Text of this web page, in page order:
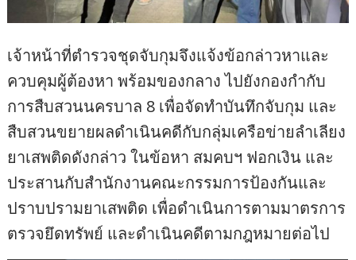
เจ้าหน้าที่ตำรวจชุดจับกุมจึงแจ้งข้อกล่าวหาและ
ควบคุมผู้ต้องหา พร้อมของกลาง ไปยังกองกำกับ
การสืบสวนนครบาล 8 เพื่อจัดทำบันทึกจับกุม และ
สืบสวนขยายผลดำเนินคดีกับกลุ่มเครือข่ายลำเลียง
ยาเสพติดดังกล่าว ในข้อหา สมคบฯ ฟอกเงิน และ
ประสานกับสำนักงานคณะกรรมการป้องกันและ
ปราบปรามยาเสพติด เพื่อดำเนินการตามมาตรการ
ตรวจยึดทรัพย์ และดำเนินคดีตามกฎหมายต่อไป